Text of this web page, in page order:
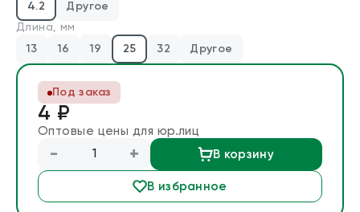
Калькулятор веса крепежа
Калькулятор химических анкеров
Контакты
Блог
Запросить расчет
4.2
Другое
Длина, мм
13
16 19 25 32 Другое
Под заказ
4 ₽
Оптовые цены для юр.лиц
- + В корзину
В избранное